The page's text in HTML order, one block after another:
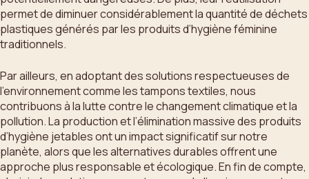
permet de diminuer considérablement la quantité de déchets
plastiques générés par les produits d’hygiène féminine
traditionnels.
Par ailleurs, en adoptant des solutions respectueuses de
l’environnement comme les tampons textiles, nous
contribuons à la lutte contre le changement climatique et la
pollution. La production et l’élimination massive des produits
d’hygiène jetables ont un impact significatif sur notre
planète, alors que les alternatives durables offrent une
approche plus responsable et écologique. En fin de compte,